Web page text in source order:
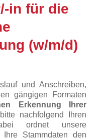
in für die
(w/m/d)
und Anschreiben,
gängigen Formaten
Erkennung
Ihrer
nachfolgend Ihren
ordnet unsere
Ihre Stammdaten den